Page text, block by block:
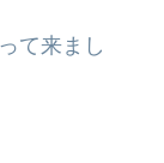
て来まし